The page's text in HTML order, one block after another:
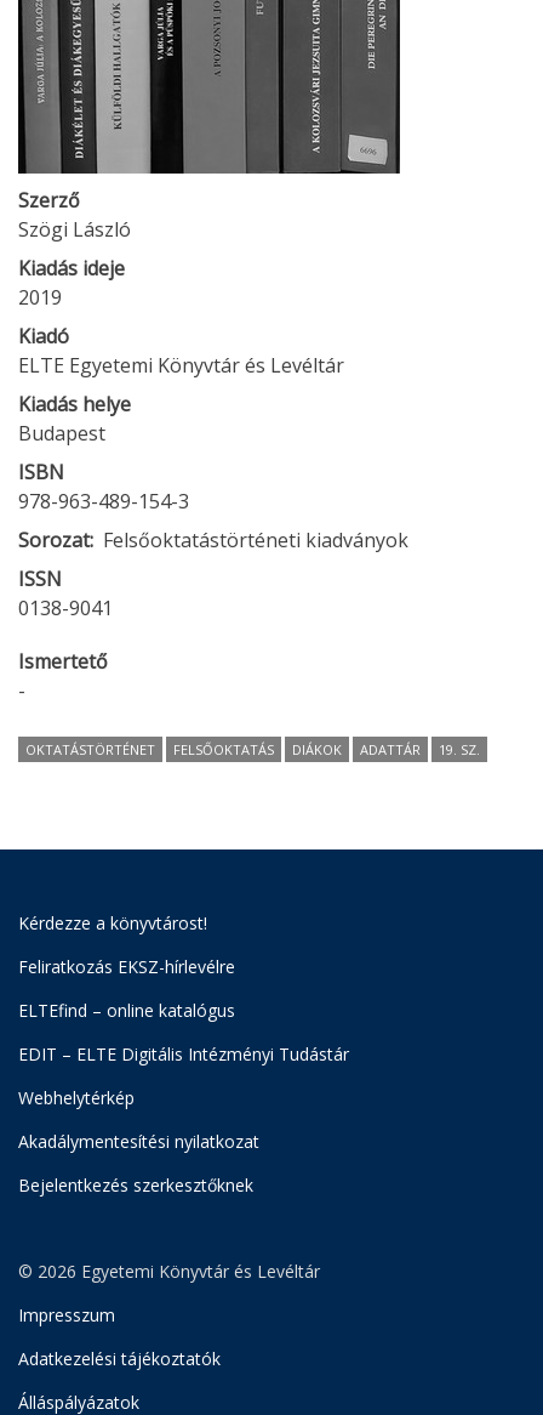
Szerző
Szögi László
Kiadás ideje
2019
Kiadó
ELTE Egyetemi Könyvtár és Levéltár
Kiadás helye
Budapest
ISBN
978-963-489-154-3
Sorozat Felsőoktatástörténeti kiadványok
ISSN
0138-9041
Ismertető
-
OKTATÁSTÖRTÉNET FELSŐOKTATÁS DIÁKOK ADATTÁR 19. SZ.
Kérdezze a könyvtárost!
Feliratkozás EKSZ-hírlevélre
ELTEfind – online katalógus
EDIT – ELTE Digitális Intézményi Tudástár
Webhelytérkép
Akadálymentesítési nyilatkozat
Bejelentkezés szerkesztőknek
© 2026 Egyetemi Könyvtár és Levéltár
Impresszum
Adatkezelési tájékoztatók
Álláspályázatok